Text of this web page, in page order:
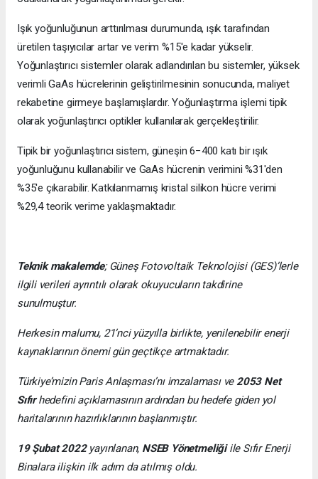
Işık yoğunluğunun arttırılması durumunda, ışık tarafından
üretilen taşıyıcılar artar ve verim %15'e kadar yükselir.
Yoğunlaştırıcı sistemler olarak adlandırılan bu sistemler, yüksek
verimli GaAs hücrelerinin geliştirilmesinin sonucunda, maliyet
rekabetine girmeye başlamışlardır. Yoğunlaştırma işlemi tipik
olarak yoğunlaştırıcı optikler kullanılarak gerçekleştirilir.
Tipik bir yoğunlaştırıcı sistem, güneşin 6−400 katı bir ışık
yoğunluğunu kullanabilir ve GaAs hücrenin verimini %31'den
%35'e çıkarabilir. Katkılanmamış kristal silikon hücre verimi
%29,4 teorik verime yaklaşmaktadır.
Teknik makalemde; Güneş Fotovoltaik Teknolojisi (GES)’lerle
ilgili verileri ayrıntılı olarak okuyucuların takdirine
sunulmuştur.
Herkesin malumu, 21’nci yüzyılla birlikte, yenilenebilir enerji
kaynaklarının önemi gün geçtikçe artmaktadır.
Türkiye’mizin Paris Anlaşması’nı imzalaması ve2053 Net
Sıfırhedefini açıklamasının ardından bu hedefe giden yol
haritalarının hazırlıklarının başlanmıştır.
19 Şubat 2022 yayınlanan, NSEB Yönetmeliğiile Sıfır Enerji
Binalara ilişkin ilk adım da atılmış oldu.